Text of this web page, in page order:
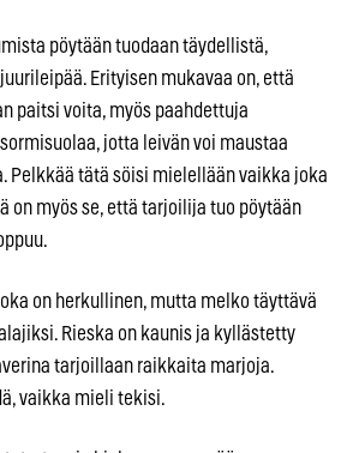
pöytään tuodaan täydellistä,
Erityisen mukavaa on, että
paitsi voita, myös paahdettuja
jotta leivän voi maustaa
Pelkkää tätä söisi mielellään vaikka joka
on myös se, että tarjoilija tuo pöytään
on herkullinen, mutta melko täyttävä
Rieska on kaunis ja kyllästetty
tarjoillaan raikkaita marjoja.
vaikka mieli tekisi.